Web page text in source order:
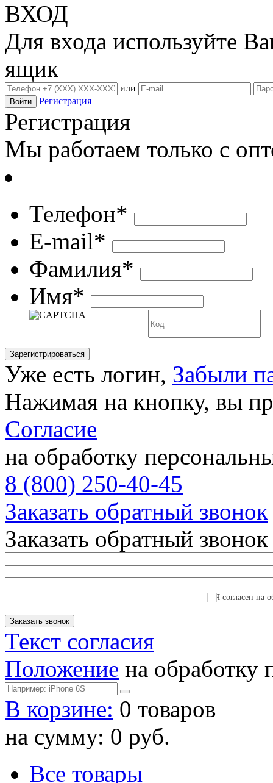
ВХОД
Для входа используйте
ящик
или
Регистрация
Регистрация
Мы работаем только с
Телефон*
E-mail*
Фамилия*
Имя*
Уже есть логин, Забыли
Нажимая на кнопку, вы
Согласие
на обработку
8 (800) 250-40-45
Заказать обратный звонок
Заказать обратный звонок
Я согласен на
Текст согласия
Положение на обработку
В корзине: 0 товаров
на сумму: 0 руб.
Все товары